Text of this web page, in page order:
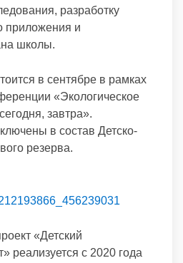
разработку
приложения и
школы.
в сентябре в рамках
«Экологическое
завтра».
в состав Детско-
резерва.
«Детский
реализуется с 2020 года